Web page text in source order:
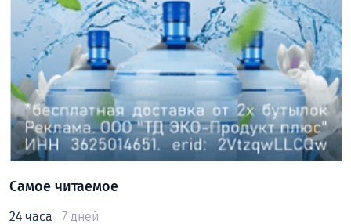
Самое читаемое
24 часа 7 дней